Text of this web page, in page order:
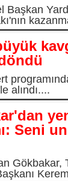
alındı....
Seni
Gökbakar,
Kerem